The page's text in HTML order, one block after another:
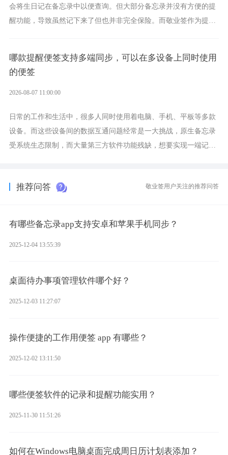
会将生日记在备忘录中以便查询。但大部分备忘录并没有方便的提
醒功能，导致虽然记下来了但也并非完全保险。而敬业签作为提醒
哪款提醒便签支持多端同步，可以在多设备上同时使用
的便签
2026-08-07 11:00:00
日常的工作和生活中，很多人同时使用着电脑、手机、平板等多款
设备。而这些设备间的数据互通问题经常是一大挑战，原生备忘录
受系统生态限制，而大量第三方软件功能残缺，想要实现一端记
推荐问答 敬业签用户关注的推荐问答
有哪些备忘录app支持安卓和苹果手机同步？
2025-12-04 13:55:39
桌面待办事项管理软件哪个好？
2025-12-03 11:27:07
操作便捷的工作用便签 app 有哪些？
2025-12-02 13:11:50
哪些便签软件的记录和提醒功能实用？
2025-11-30 11:51:26
如何在Windows电脑桌面完成周日历计划表添加？